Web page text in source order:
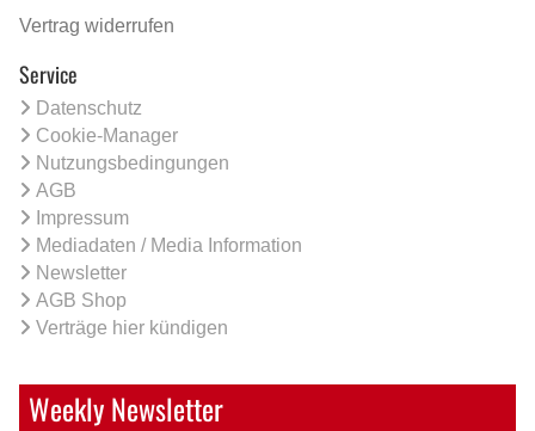
Vertrag widerrufen
Service
Datenschutz
Cookie-Manager
Nutzungsbedingungen
AGB
Impressum
Mediadaten / Media Information
Newsletter
AGB Shop
Verträge hier kündigen
Weekly Newsletter